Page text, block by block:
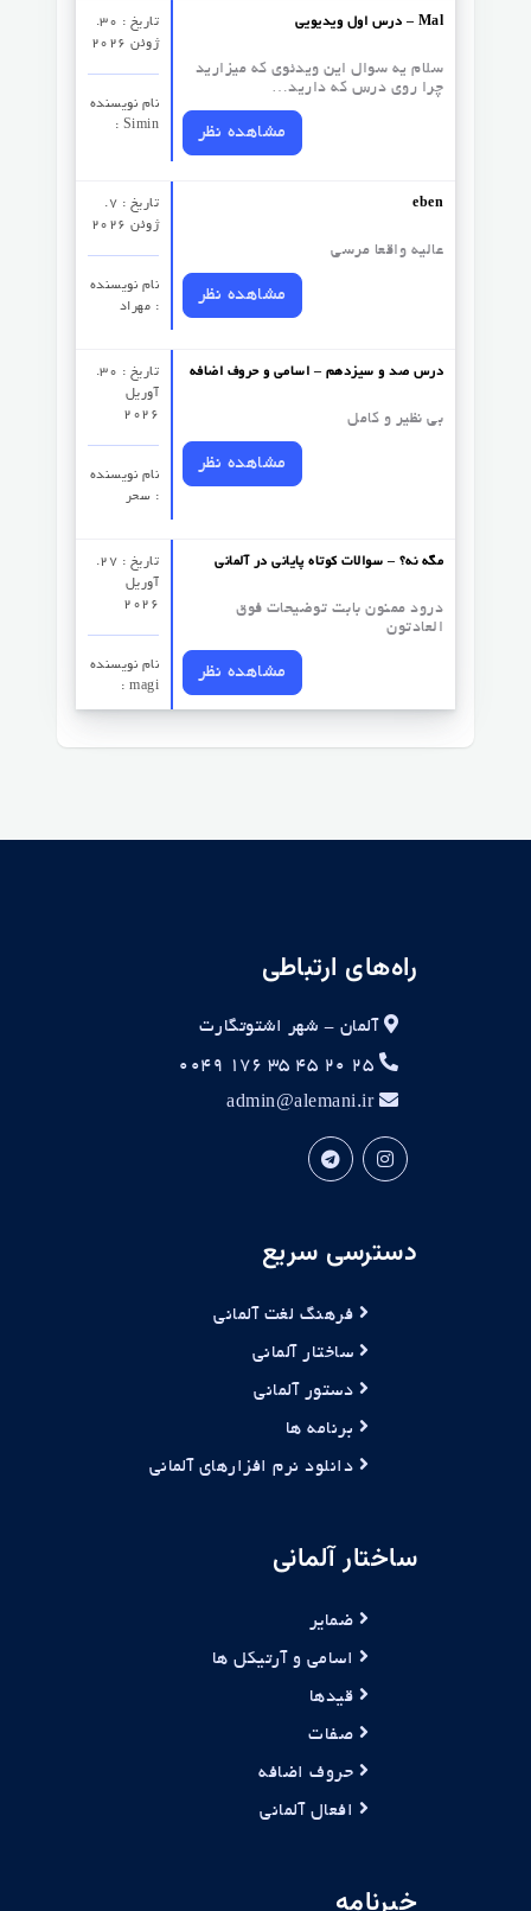
تاریخ : 30.
ژوئن 2026
نام نویسنده
: Simin
درس اول ویدیویی – Mal
سلام یه سوال این ویدئوی که میزارید
چرا روی درس که دارید…
مشاهده نظر
تاریخ : 7.
ژوئن 2026
نام نویسنده
: مهراد
eben
عالیه واقعا مرسی
مشاهده نظر
تاریخ : 30.
آوریل
2026
نام نویسنده
: سحر
درس صد و سیزدهم – اسامی و حروف اضافه
بی نظیر و کامل
مشاهده نظر
تاریخ : 27.
آوریل
2026
نام نویسنده
: magi
مگه نه؟ – سوالات کوتاه پایانی در آلمانی
درود ممنون بابت توضیحات فوق
العادتون
مشاهده نظر
راه‌های ارتباطی
آلمان - شهر اشتوتگارت
admin@alemani.ir
دسترسی سریع
فرهنگ لغت آلمانی
ساختار آلمانی
دستور آلمانی
برنامه ها
دانلود نرم افزارهای آلمانی
ساختار آلمانی
ضمایر
اسامی و آرتیکل ها
قیدها
صفات
حروف اضافه
افعال آلمانی